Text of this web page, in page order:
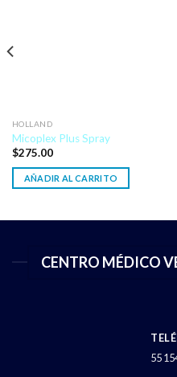
HOLLAND
Micoplex Plus Spray
$275.00
AÑADIR AL CARRITO
CENTRO MÉDICO
55